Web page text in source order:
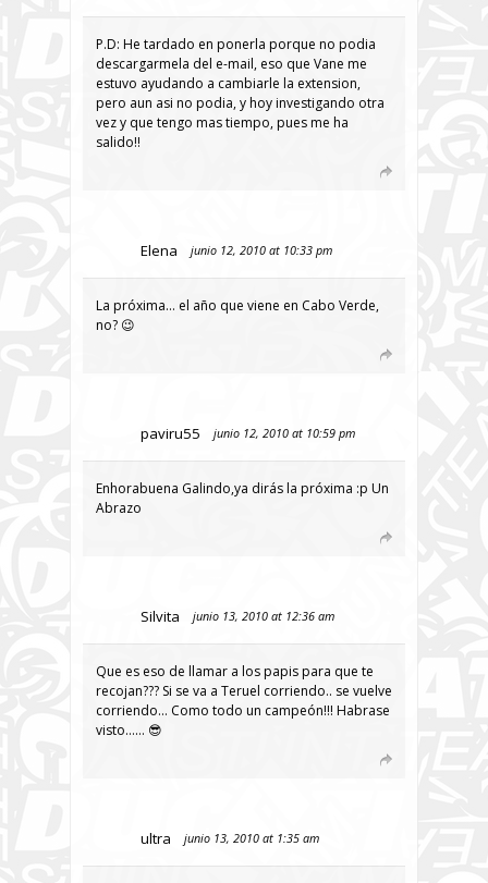
P.D: He tardado en ponerla porque no podia
descargarmela del e-mail, eso que Vane me
estuvo ayudando a cambiarle la extension,
pero aun asi no podia, y hoy investigando otra
vez y que tengo mas tiempo, pues me ha
salido!!
Elena junio 12, 2010 at 10:33 pm
La próxima… el año que viene en Cabo Verde,
no? 😉
paviru55 junio 12, 2010 at 10:59 pm
Enhorabuena Galindo,ya dirás la próxima :p Un
Abrazo
Silvita junio 13, 2010 at 12:36 am
Que es eso de llamar a los papis para que te
recojan??? Si se va a Teruel corriendo.. se vuelve
corriendo… Como todo un campeón!!! Habrase
visto…… 😎
ultra junio 13, 2010 at 1:35 am